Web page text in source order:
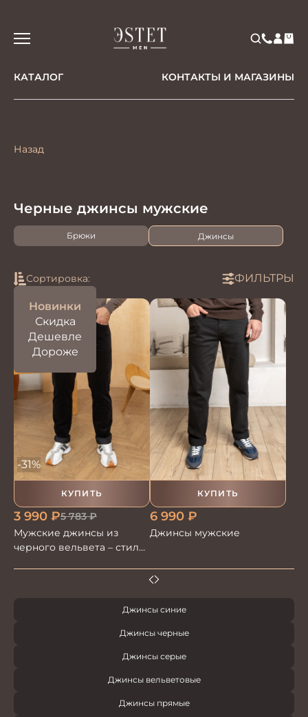
КАТАЛОГ КОНТАКТЫ И МАГАЗИНЫ
Назад
Черные джинсы мужские
Брюки Джинсы
Сортировка:
Новинки
Скидка
Дешевле
Дороже
ФИЛЬТРЫ
КУПИТЬ
-31%
3 990 ₽5 783₽
Мужские джинсы из
черного вельвета – стиль
КУПИТЬ
6 990 ₽
Джинсы мужские
Джинсы синие
Джинсы черные
Джинсы серые
Джинсы вельветовые
Джинсы прямые